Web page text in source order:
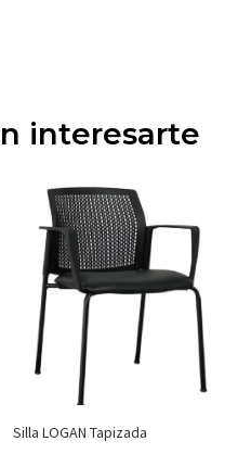
interesarte
Silla LOGAN Tapizada